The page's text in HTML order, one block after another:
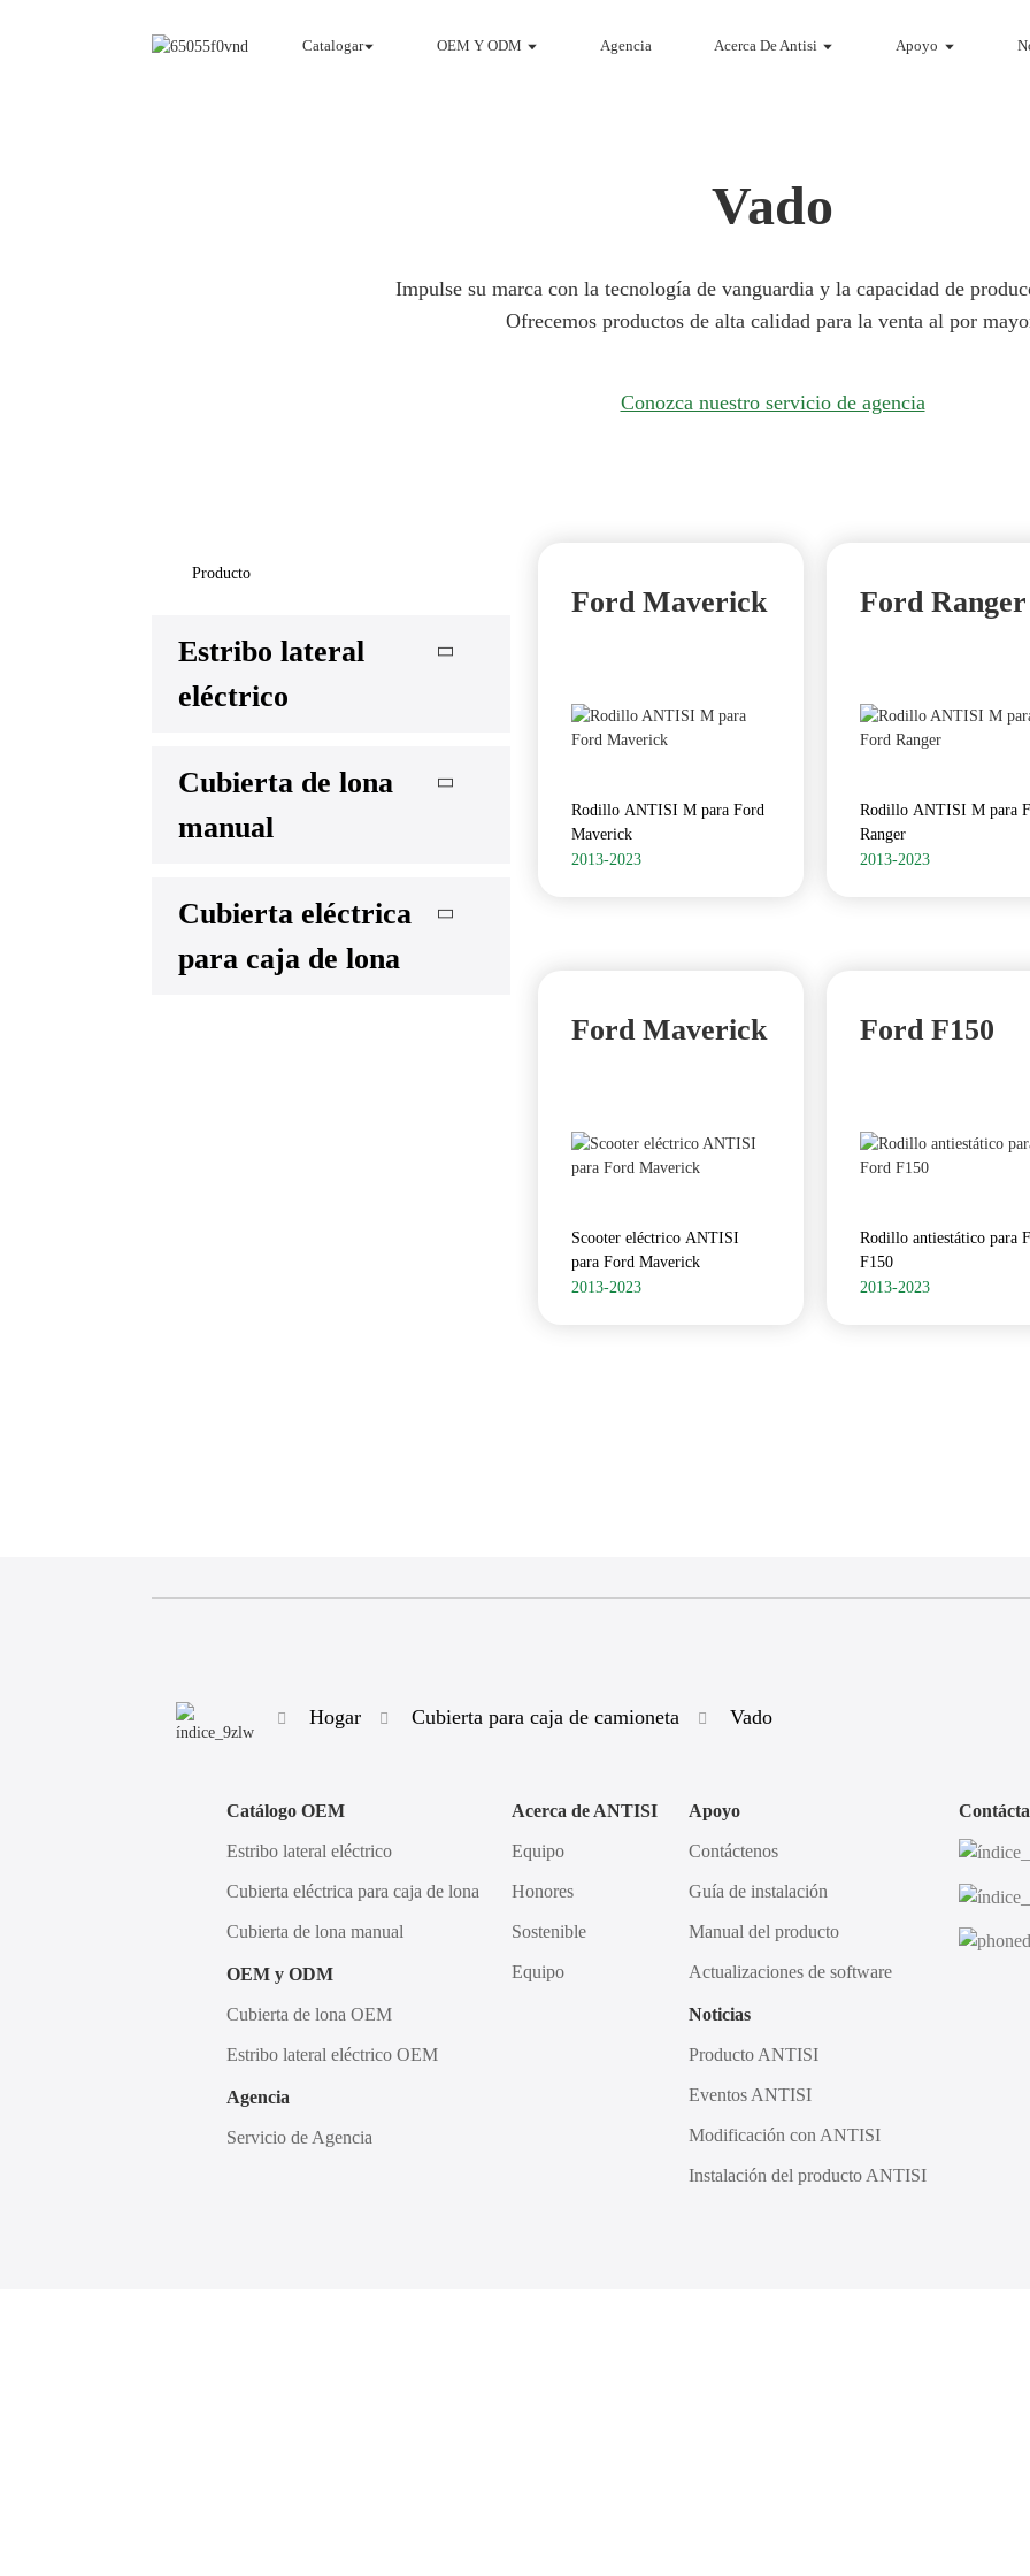
Catalogar OEM Y ODM Agencia Acerca De Antisi Apoyo
Vado
Impulse su marca con la tecnología de vanguardia y la capacidad de
Ofrecemos productos de alta calidad para la venta al por
Conozca nuestro servicio de agencia
Producto
Estribo lateral
eléctrico
Cubierta de lona
manual
Cubierta eléctrica
para caja de lona
Ford Maverick
Rodillo ANTISI M para Ford
Maverick
2013-2023
Ford Ranger
Rodillo ANTISI M para
Ranger
2013-2023
Ford Maverick
Scooter eléctrico ANTISI
para Ford Maverick
2013-2023
Ford F150
Rodillo antiestático para
F150
2013-2023
Hogar Cubierta para caja de camioneta Vado
Catálogo OEM
Estribo lateral eléctrico
Cubierta eléctrica para caja de lona
Cubierta de lona manual
OEM y ODM
Cubierta de lona OEM
Estribo lateral eléctrico OEM
Agencia
Servicio de Agencia
Acerca de ANTISI
Equipo
Honores
Sostenible
Equipo
Apoyo
Contáctenos
Guía de instalación
Manual del producto
Actualizaciones de software
Noticias
Producto ANTISI
Eventos ANTISI
Modificación con ANTISI
Instalación del producto ANTISI